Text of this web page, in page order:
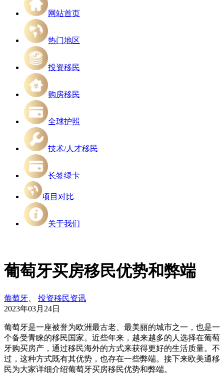
网站首页
热门地区
投资移民
购房移民
全球护照
技术/人才移民
长签绿卡
项目对比
关于我们
葡萄牙买房移民优势和弊端
葡萄牙
投资移民资讯
2023年03月24日
葡萄牙是一座被誉为欧洲最古老、最美丽的城市之一，也是一
个备受青睐的移民国家。近些年来，越来越多的人选择在葡萄
牙购买房产，通过移民海外的方式来获得更好的生活质量。不
过，这种方式既有其优势，也存在一些弊端。接下来欧美通移
民为大家详细介绍葡萄牙买房移民优势和弊端。